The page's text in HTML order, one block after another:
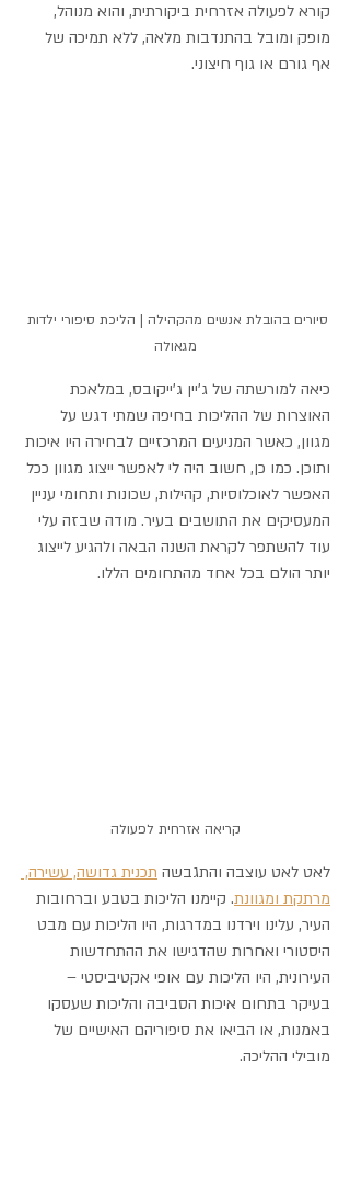
קורא לפעולה אזרחית ביקורתית, והוא מנוהל,
מופק ומובל בהתנדבות מלאה, ללא תמיכה של
אף גורם או גוף חיצוני.
סיורים בהובלת אנשים מהקהילה | הליכת סיפורי ילדות
מגאולה
כיאה למורשתה של ג'יין ג'ייקובס, במלאכת
האוצרות של ההליכות בחיפה שמתי דגש על
מגוון, כאשר המניעים המרכזיים לבחירה היו איכות
ותוכן. כמו כן, חשוב היה לי לאפשר ייצוג מגוון ככל
האפשר לאוכלוסיות, קהילות, שכונות ותחומי עניין
המעסיקים את התושבים בעיר. מודה שבזה עלי
עוד להשתפר לקראת השנה הבאה ולהגיע לייצוג
יותר הולם בכל אחד מהתחומים הללו.
קריאה אזרחית לפעולה
לאט לאט עוצבה והתגבשה תכנית גדושה, עשירה,
מרתקת ומגוונת. קיימנו הליכות בטבע וברחובות
העיר, עלינו וירדנו במדרגות, היו הליכות עם מבט
היסטורי ואחרות שהדגישו את ההתחדשות
העירונית, היו הליכות עם אופי אקטיביסטי –
בעיקר בתחום איכות הסביבה והליכות שעסקו
באמנות, או הביאו את סיפוריהם האישיים של
מובילי ההליכה.